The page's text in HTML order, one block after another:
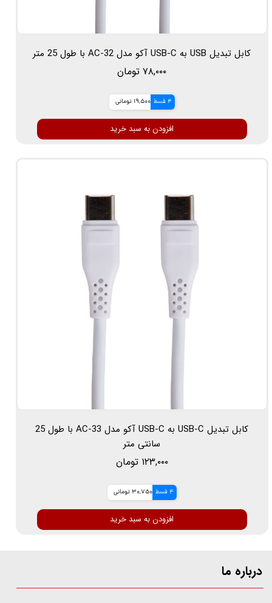
کابل تبدیل USB به USB-C آکو مدل AC-32 با طول 25 متر
۷۸,۰۰۰ تومان
4 قسط 19,500 تومانی
افزودن به سبد خرید
کابل تبدیل USB-C به USB-C آکو مدل AC-33 با طول 25
سانتی متر
۱۲۳,۰۰۰ تومان
4 قسط 30,750 تومانی
افزودن به سبد خرید
درباره ما